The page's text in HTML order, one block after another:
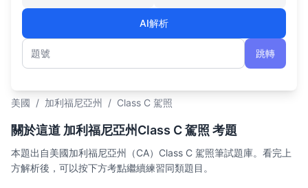
AI解析
題號
跳轉
美國 / 加利福尼亞州 / Class C 駕照
關於這道 加利福尼亞州Class C 駕照 考題
本題出自美國加利福尼亞州（CA）Class C 駕照筆試題庫。看完上
方解析後，可以按下方考點繼續練習同類題目。